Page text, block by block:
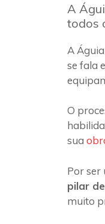
A
todos
A
se fala
O
sua
Por ser
pilar
muito